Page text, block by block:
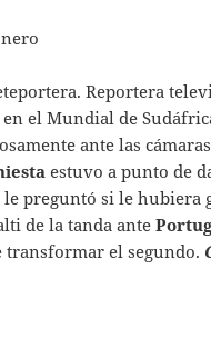
Reportera
el Mundial de
ante las
estuvo a punto de
le preguntó si le hubiera
de la tanda ante
transformar el segundo.